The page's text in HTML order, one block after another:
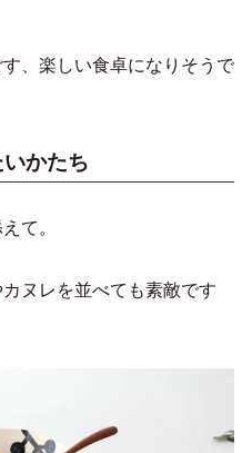
、楽しい食卓になりそうで
かたち
て。
ヌレを並べても素敵です